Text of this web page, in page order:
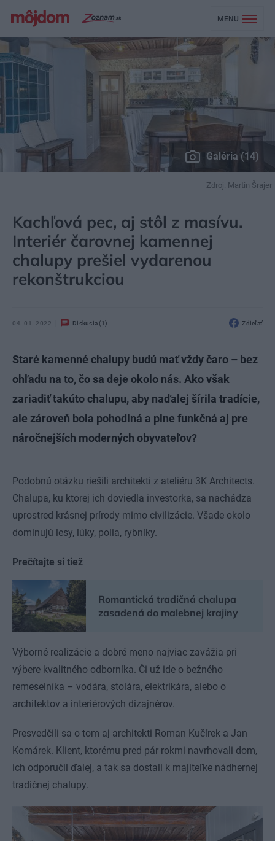
MENU
Galéria (14)
Zdroj: Martin Šrajer
Kachľová pec, aj stôl z masívu.
Interiér čarovnej kamennej
chalupy prešiel vydarenou
rekonštrukciou
04. 01. 2022 Diskusia (1) Zdieľať
Staré kamenné chalupy budú mať vždy čaro – bez
ohľadu na to, čo sa deje okolo nás. Ako však
zariadiť takúto chalupu, aby naďalej šírila tradície,
ale zároveň bola pohodlná a plne funkčná aj pre
náročnejších moderných obyvateľov?
Podobnú otázku riešili architekti z ateliéru 3K Architects.
Chalupa, ku ktorej ich doviedla investorka, sa nachádza
uprostred krásnej prírody mimo civilizácie. Všade okolo
dominujú lesy, lúky, polia, rybníky.
Prečítajte si tiež
Romantická tradičná chalupa
zasadená do malebnej krajiny
Výborné realizácie a dobré meno najviac zavážia pri
výbere kvalitného odborníka. Či už ide o bežného
remeselníka – vodára, stolára, elektrikára, alebo o
architektov a interiérových dizajnérov.
Presvedčili sa o tom aj architekti Roman Kučírek a Jan
Komárek. Klient, ktorému pred pár rokmi navrhovali dom,
ich odporučil ďalej, a tak sa dostali k majiteľke nádhernej
tradičnej chalupy.